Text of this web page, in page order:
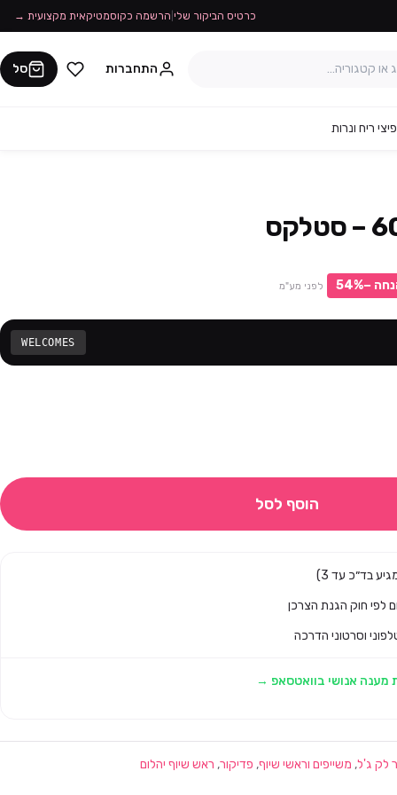
כרטיס הביקור שלי הרשמה כקוסמטיקאית מקצועית →
התחברות סל
ריח ונרות
−
54% לפני מע"מ
WELCOMES
הוסף לסל
וסרטוני הדרכה
אנושי בוואטסאפ →
לק ג'ל, משייפים וראשי שיוף, פדיקור, ראש שיוף יהלום